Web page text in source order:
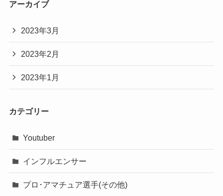
アーカイブ
2023年3月
2023年2月
2023年1月
カテゴリー
Youtuber
インフルエンサー
プロ･アマチュア選手(その他)